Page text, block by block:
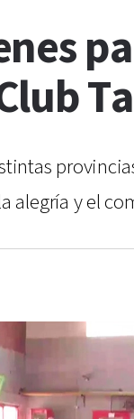
alegría y el